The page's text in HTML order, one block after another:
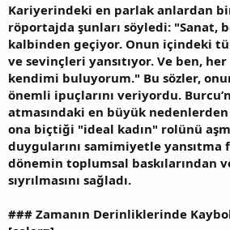
Kariyerindeki en parlak anlardan
röportajda şunları söyledi: "Sanat,
kalbinden geçiyor. Onun içindeki
ve sevinçleri yansıtıyor. Ve ben,
kendimi buluyorum." Bu sözler,
önemli ipuçlarını veriyordu.
atmasındaki en büyük
ona biçtiği "ideal kadın" rolünü
duygularını samimiyetle yansıtma
dönemin toplumsal baskılarından
sıyrılmasını sağladı.
### Zamanın Derinliklerinde